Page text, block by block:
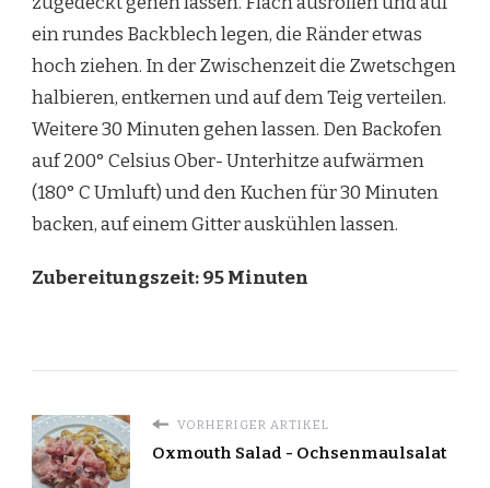
ein rundes Backblech legen, die Ränder etwas
hoch ziehen. In der Zwischenzeit die Zwetschgen
halbieren, entkernen und auf dem Teig verteilen.
Weitere 30 Minuten gehen lassen. Den Backofen
auf 200° Celsius Ober- Unterhitze aufwärmen
(180° C Umluft) und den Kuchen für 30 Minuten
backen, auf einem Gitter auskühlen lassen.
Zubereitungszeit: 95 Minuten
VORHERIGER ARTIKEL
Oxmouth Salad - Ochsenmaulsalat